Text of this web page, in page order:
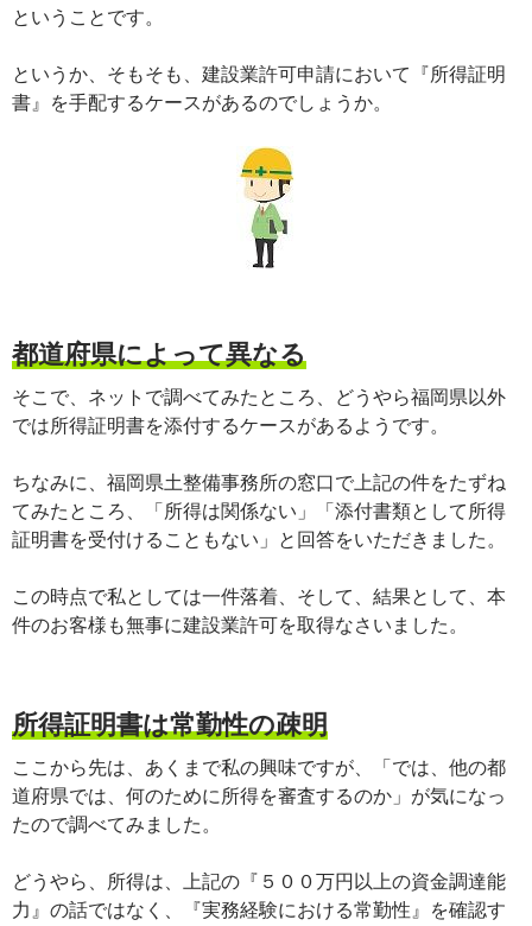
ということです。
というか、そもそも、建設業許可申請において『所得証明
書』を手配するケースがあるのでしょうか。
都道府県によって異なる
そこで、ネットで調べてみたところ、どうやら福岡県以外
では所得証明書を添付するケースがあるようです。
ちなみに、福岡県土整備事務所の窓口で上記の件をたずね
てみたところ、「所得は関係ない」「添付書類として所得
証明書を受付けることもない」と回答をいただきました。
この時点で私としては一件落着、そして、結果として、本
件のお客様も無事に建設業許可を取得なさいました。
所得証明書は常勤性の疎明
ここから先は、あくまで私の興味ですが、「では、他の都
道府県では、何のために所得を審査するのか」が気になっ
たので調べてみました。
どうやら、所得は、上記の『５００万円以上の資金調達能
力』の話ではなく、『実務経験における常勤性』を確認す